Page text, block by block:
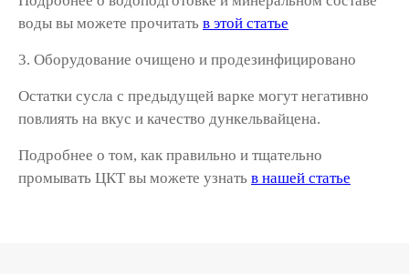
воды вы можете прочитать в этой статье
3. Оборудование очищено и продезинфицировано
Остатки сусла с предыдущей варке могут негативно
повлиять на вкус и качество дункельвайцена.
Подробнее о том, как правильно и тщательно
промывать ЦКТ вы можете узнать в нашей статье